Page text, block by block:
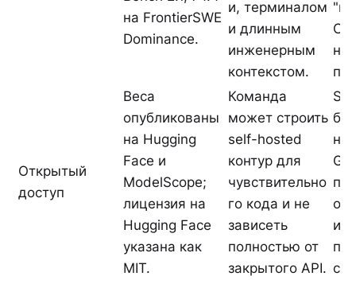
на FrontierSWE
Dominance.
и, терминалом
и длинным
инженерным
контекстом.
Открытый
доступ
Веса
опубликованы
на Hugging
Face и
ModelScope;
лицензия на
Hugging Face
указана как
MIT.
Команда
может строить
self-hosted
контур для
чувствительно
го кода и не
зависеть
полностью от
закрытого API.